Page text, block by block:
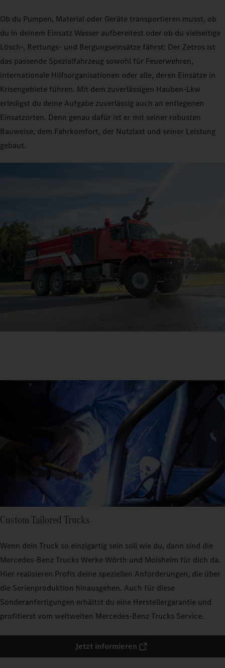
Ob du Pumpen, Material oder Geräte transportieren musst, ob
du in deinem Einsatz Wasser aufbereitest oder ob du vielseitige
Lösch-, Rettungs- und Bergungseinsätze fährst: Der Zetros ist
das passende Spezialfahrzeug sowohl für Feuerwehren,
internationale Hilfsorganisationen oder alle, deren Einsätze in
Krisengebiete führen. Mit dem zuverlässigen Hauben‑Lkw
erledigst du deine Aufgabe zuverlässig auch an entlegenen
Einsatzorten. Denn genau dafür ist er mit seiner robusten
Bauweise, dem Fahrkomfort, der Nutzlast und seiner Leistung
gebaut.
Custom Tailored Trucks
Wenn dein Truck so einzigartig sein soll wie du, dann sind die
Mercedes‑Benz Trucks Werke Wörth und Molsheim für dich da.
Hier realisieren Profis deine speziellen Anforderungen, die über
die Serienproduktion hinausgehen. Auch für diese
Sonderanfertigungen erhältst du eine Herstellergarantie und
profitierst vom weltweiten Mercedes‑Benz Trucks Service.
Jetzt informieren